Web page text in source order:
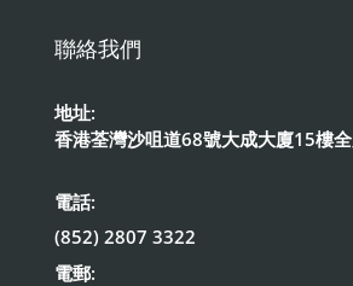
聯絡我們
地址:
香港荃灣沙咀道68號大成大廈15樓
電話:
(852) 2807 3322
電郵: